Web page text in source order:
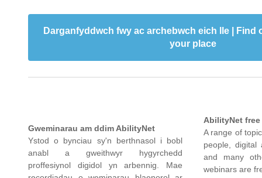
Darganfyddwch fwy ac archebwch eich lle | Find
your place
Gweminarau am ddim AbilityNet
Ystod o bynciau sy'n berthnasol i bobl
anabl a gweithwyr hygyrchedd
proffesiynol digidol yn arbennig. Mae
AbilityNet
A range of
people, digital
and many
webinars are